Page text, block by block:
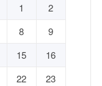
1
2
8
9
15
16
22
23